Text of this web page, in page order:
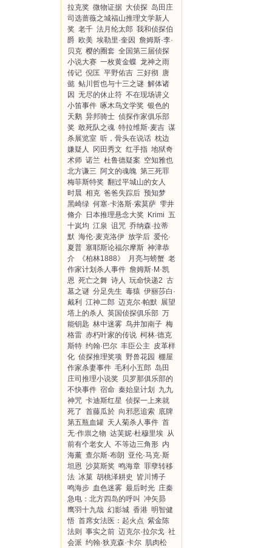
拉克奖 微物证据 大侦探 岛田庄
司选蔷薇之城福山推理文学新人
奖 老千 法月纶太郎 我和侦探伯
爵 欧美 埃勒里·奎因 詹姆斯·李·
贝克 樱的圈套 全国第三届侦探
小说大赛 一枚黄金蝶 龙神之雨
传记 倪匡 平野佑吉 三好彻 唐
懿 鲇川哲也与十三之谜 解体诸
因 无尽的休止符 不在现场讲义
小笛事件 啄木鸟文学奖 银色的
天鹅 异邦骑士 侦探作家俱乐部
奖 敢死队之魂 特拉维斯·麦吉 谋
杀展览室 听，骨头在说话 枕边
嫌疑人
冈田秀文 红手指 地狱奇
术师 诺兰 杜鲁德疑案 空知雅也
北方谦三 阿文的魂魄 第三死罪
梅菲斯特奖 翻过平城山的女人
时晨 相克 爸爸失踪后 预知梦
黑崎绿 何塞·卡洛斯·索莫萨 雫井
脩介 日本推理悬念大奖 Krimi 五
十岚均 江泉 诅咒 乔纳森·拉蒂
默 海伦·麦克洛伊 放学后 爱伦·
夏普 塞耶斯论福尔摩斯 神津恭
介
《柏林1888》 月亮与螃蟹 老
作家计划杀人事件 詹姆斯·M·凯
恩 死亡之舞 诗人 玩命快递2 古
墓之谜 分足先生 毒猿 伊丽莎白·
戴利
江神二郎 迈克尔·帕默 展望
塔上的杀人 英国侦探俱乐部 万
能钥匙 林中迷雾 鸟井加南子 梅
格雷 赤朽叶家的传说 柯林·德克
斯特 约翰·巴尔 丰臣公主 皮革样
化 侦探推理奖项 野兽花园 棚屋
作家杀妻事件 毛利小五郎 岛田
庄司推理小说奖
贝罗那俱乐部的
不快事件 宿命 秦始皇计划
九九
神咒 卡迪斯红星 侦探一上来就
死了 首藤瓜於 向邪恶追索 底牌
第五瓶血罐 天人菊杀人事件 首
无·作祟之物 达芙妮·杜穆里埃 从
前有个老女人 不等边三角形 内
海薰 查尔斯·布朗 亚伦·马克·斯
坦恩 沙莫斯奖 鸣海章 罪孽转移
法 冰菓 胡桃泽耕史
皆川博子
鸣海步 血色迷雾 最后时光 庄秦
急电：北方四岛的呼叫 冲矢昴
鹰羽十九哉 幻影城 香港 明智健
悟 首席女法医：起火点 紫金陈
法则
事实之前 迈克尔·拉尔戈 社
会派 约翰·狄克森·卡尔 肌肉松